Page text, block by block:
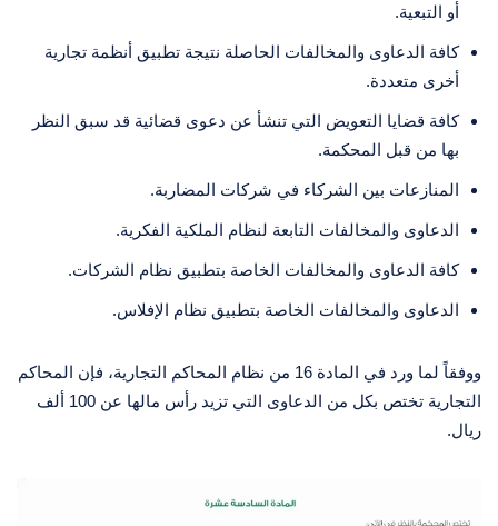
أو التبعية.
كافة الدعاوى والمخالفات الحاصلة نتيجة تطبيق أنظمة تجارية
أخرى متعددة.
كافة قضايا التعويض التي تنشأ عن دعوى قضائية قد سبق النظر
بها من قبل المحكمة.
المنازعات بين الشركاء في شركات المضاربة.
الدعاوى والمخالفات التابعة لنظام الملكية الفكرية.
كافة الدعاوى والمخالفات الخاصة بتطبيق نظام الشركات.
الدعاوى والمخالفات الخاصة بتطبيق نظام الإفلاس.
ووفقاً لما ورد في المادة 16 من نظام المحاكم التجارية، فإن المحاكم
التجارية تختص بكل من الدعاوى التي تزيد رأس مالها عن 100 ألف
ريال.